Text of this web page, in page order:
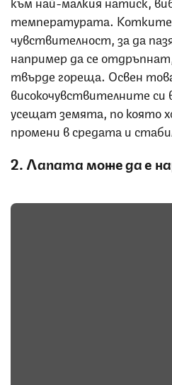
температурата.
чувствителност, за да
например да се
твърде гореща. Освен
високочувствителните си
усещат земята, по която
промени в средата и
2. Лапата може да е